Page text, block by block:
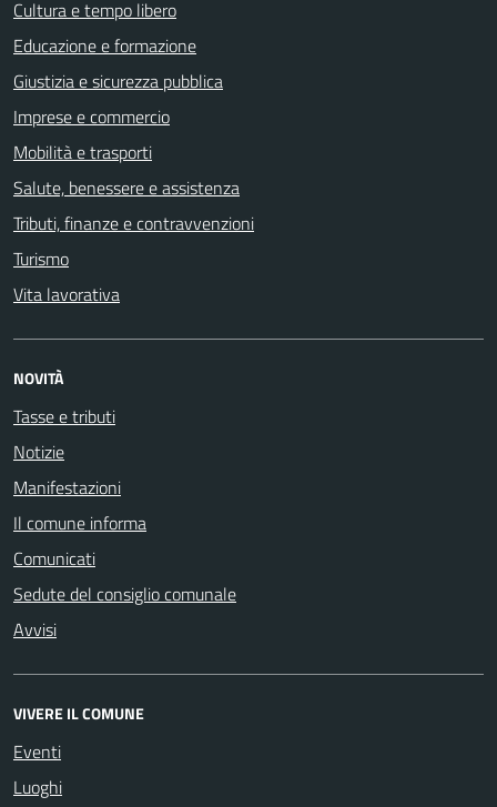
Cultura e tempo libero
Educazione e formazione
Giustizia e sicurezza pubblica
Imprese e commercio
Mobilità e trasporti
Salute, benessere e assistenza
Tributi, finanze e contravvenzioni
Turismo
Vita lavorativa
NOVITÀ
Tasse e tributi
Notizie
Manifestazioni
Il comune informa
Comunicati
Sedute del consiglio comunale
Avvisi
VIVERE IL COMUNE
Eventi
Luoghi